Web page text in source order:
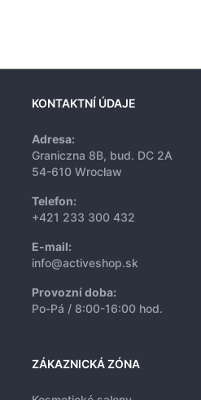
KONTAKTNÍ ÚDAJE
Adresa:
Graniczna 8B, bud. DC 2A
54-610 Wrocław
Telefon:
+421 233 300 432
E-mail:
info@activeshop.sk
Provozní doba:
Po-Pá / 8:00-16:00 hod.
ZÁKAZNICKÁ ZÓNA